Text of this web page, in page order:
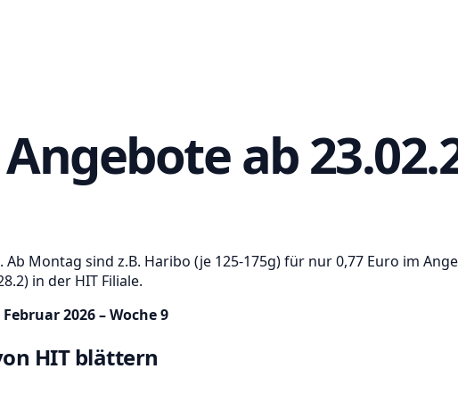
ab
Ab Montag sind z.B. Haribo (je 125-175g) für nur 0,77 Euro im
in der HIT Filiale.
2026 – Woche 9
HIT blättern